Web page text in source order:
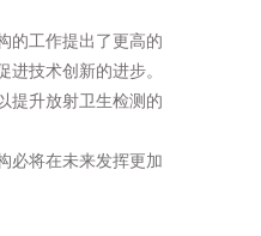
的工作提出了更高的
技术创新的进步。
提升放射卫生检测的
必将在未来发挥更加